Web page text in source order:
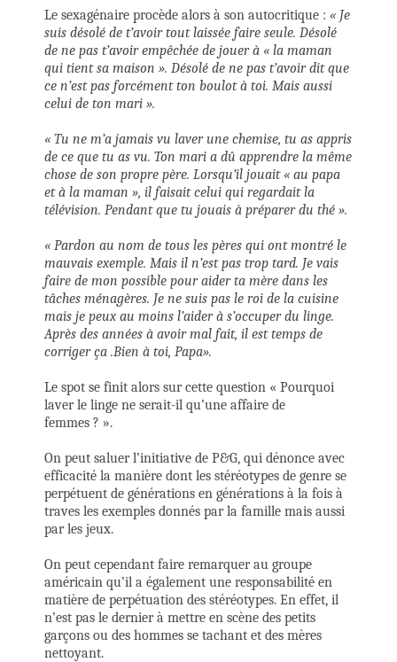
Le sexagénaire procède alors à son autocritique : « Je
suis désolé de t’avoir tout laissée faire seule. Désolé
de ne pas t’avoir empêchée de jouer à « la maman
qui tient sa maison ». Désolé de ne pas t’avoir dit que
ce n’est pas forcément ton boulot à toi. Mais aussi
celui de ton mari ».
« Tu ne m’a jamais vu laver une chemise, tu as appris
de ce que tu as vu. Ton mari a dû apprendre la même
chose de son propre père. Lorsqu’il jouait « au papa
et à la maman », il faisait celui qui regardait la
télévision. Pendant que tu jouais à préparer du thé ».
« Pardon au nom de tous les pères qui ont montré le
mauvais exemple. Mais il n’est pas trop tard. Je vais
faire de mon possible pour aider ta mère dans les
tâches ménagères. Je ne suis pas le roi de la cuisine
mais je peux au moins l’aider à s’occuper du linge.
Après des années à avoir mal fait, il est temps de
corriger ça .Bien à toi, Papa».
Le spot se finit alors sur cette question « Pourquoi
laver le linge ne serait-il qu’une affaire de
femmes ? ».
On peut saluer l’initiative de P&G, qui dénonce avec
efficacité la manière dont les stéréotypes de genre se
perpétuent de générations en générations à la fois à
traves les exemples donnés par la famille mais aussi
par les jeux.
On peut cependant faire remarquer au groupe
américain qu’il a également une responsabilité en
matière de perpétuation des stéréotypes. En effet, il
n’est pas le dernier à mettre en scène des petits
garçons ou des hommes se tachant et des mères
nettoyant.